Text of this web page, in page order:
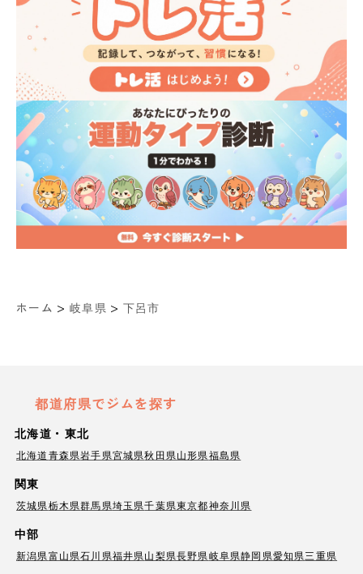
ホーム > 岐阜県 > 下呂市
都道府県でジムを探す
北海道・東北
北海道青森県岩手県宮城県秋田県山形県福島県
関東
茨城県栃木県群馬県埼玉県千葉県東京都神奈川県
中部
新潟県富山県石川県福井県山梨県長野県岐阜県静岡県愛知県三重県